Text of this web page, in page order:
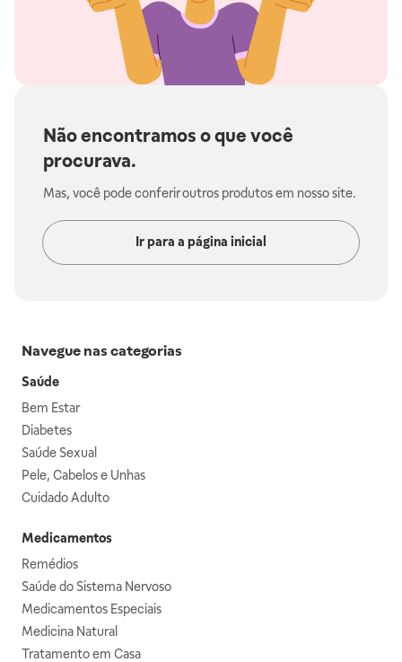
Não encontramos o que você
procurava.
Mas, você pode conferir outros produtos em nosso site.
Ir para a página inicial
Navegue nas categorias
Saúde
Bem Estar
Diabetes
Saúde Sexual
Pele, Cabelos e Unhas
Cuidado Adulto
Medicamentos
Remédios
Saúde do Sistema Nervoso
Medicamentos Especiais
Medicina Natural
Tratamento em Casa